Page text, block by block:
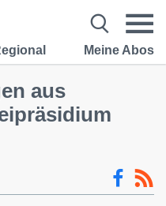
Meine Abos
aus